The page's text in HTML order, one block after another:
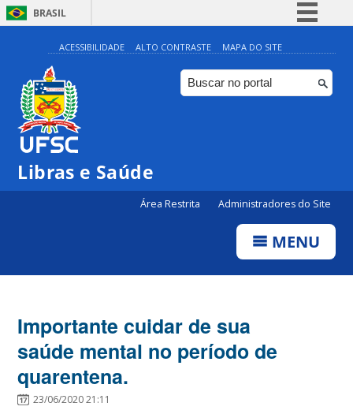
BRASIL
Simplifique!
Comunica BR
Participe
ACESSIBILIDADE ALTO CONTRASTE MAPA DO SITE
Libras e Saúde
Área Restrita Administradores do Site
MENU
Importante cuidar de sua
saúde mental no período de
quarentena.
23/06/2020 21:11